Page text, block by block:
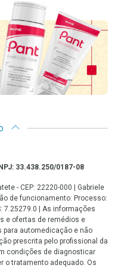
33.438.250/0187-08
- CEP: 22220-000 | Gabriele
de funcionamento: Processo:
7.25279.0 | As informações
e ofertas de remédios e
automedicação e não
prescrita pelo profissional da
condições de diagnosticar
o tratamento adequado. Os